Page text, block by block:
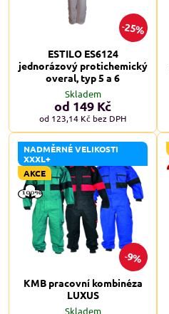
25%
ESTILO ES6124
jednorázový protichemický
overal, typ 5 a 6
Skladem
od 149 Kč
od 123,14 Kč bez DPH
9%
NADMĚRNÉ VELIKOSTI
XXXL+
AKCE
KMB pracovní kombinéza
LUXUS
Skladem